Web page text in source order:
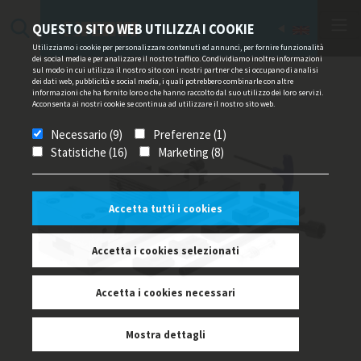
QUESTO SITO WEB UTILIZZA I COOKIE
Utilizziamo i cookie per personalizzare contenuti ed annunci, per fornire funzionalità
dei social media e per analizzare il nostro traffico. Condividiamo inoltre informazioni
sul modo in cui utilizza il nostro sito con i nostri partner che si occupano di analisi
dei dati web, pubblicità e social media, i quali potrebbero combinarle con altre
informazioni che ha fornito loro o che hanno raccolto dal suo utilizzo dei loro servizi.
Acconsenta ai nostri cookie se continua ad utilizzare il nostro sito web.
Necessario (9)
Preferenze (1)
Statistiche (16)
Marketing (8)
Accetta tutti i cookies
Accetta i cookies selezionati
Accetta i cookies necessari
Mostra dettagli